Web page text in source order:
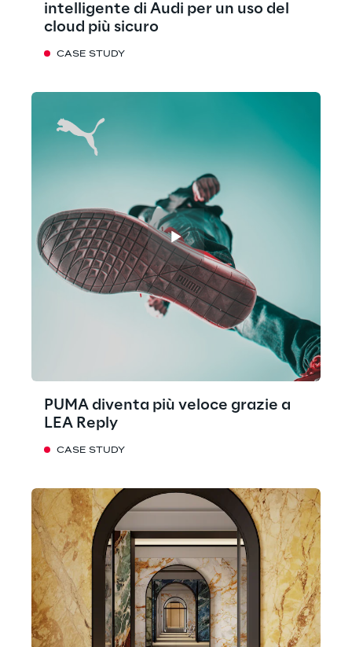
intelligente di Audi per un uso del
cloud più sicuro
CASE STUDY
PUMA diventa più veloce grazie a
LEA Reply
CASE STUDY